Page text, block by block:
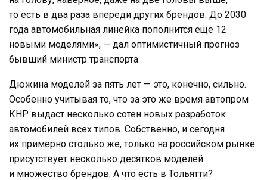
то есть в два раза впереди других брендов. До 2030
года автомобильная линейка пополнится еще 12
новыми моделями», — дал оптимистичный прогноз
бывший министр транспорта.
Дюжина моделей за пять лет — это, конечно, сильно.
Особенно учитывая то, что за это же время автопром
КНР выдаст несколько сотен новых разработок
автомобилей всех типов. Собственно, и сегодня
их примерно столько же, только на российском рынке
присутствует несколько десятков моделей
и множество брендов. А что есть в Тольятти?